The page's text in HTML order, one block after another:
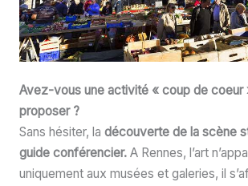
Avez-vous une activité « coup de coeur
proposer ?
Sans hésiter, la découverte de la scène
guide conférencier. A Rennes, l’art
uniquement aux musées et galeries, il